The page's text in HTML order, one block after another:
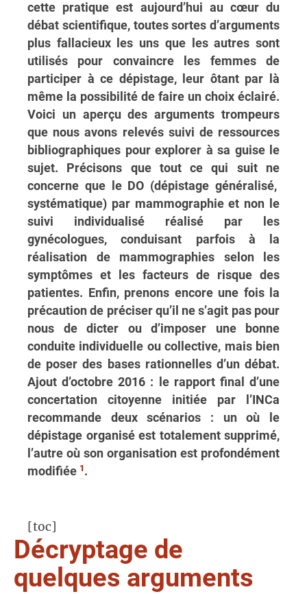
cette pratique est aujourd’hui au cœur du
débat scientifique, toutes sortes d’arguments
plus fallacieux les uns que les autres sont
utilisés pour convaincre les femmes de
participer à ce dépistage, leur ôtant par là
même la possibilité de faire un choix éclairé.
Voici un aperçu des arguments trompeurs
que nous avons relevés suivi de ressources
bibliographiques pour explorer à sa guise le
sujet. Précisons que tout ce qui suit ne
concerne que le DO (dépistage généralisé,
systématique) par mammographie et non le
suivi individualisé réalisé par les
gynécologues, conduisant parfois à la
réalisation de mammographies selon les
symptômes et les facteurs de risque des
patientes. Enfin, prenons encore une fois la
précaution de préciser qu’il ne s’agit pas pour
nous de dicter ou d’imposer une bonne
conduite individuelle ou collective, mais bien
de poser des bases rationnelles d’un débat.
Ajout d’octobre 2016 : le rapport final d’une
concertation citoyenne initiée par l’INCa
recommande deux scénarios : un où le
dépistage organisé est totalement supprimé,
l’autre où son organisation est profondément
modifiée 1 .
[toc]
Décryptage de
quelques arguments